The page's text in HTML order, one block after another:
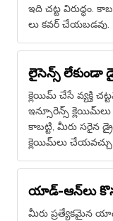
ఇది చట్ట విరుద్ధం.
లు కవర్ చేయబడవు.
లైసెన్స్ లేకుండా
క్లెయిమ్​ చేసే వ్యక్తి
ఇన్సూరెన్స్
కాబట్టి, మీరు సరైన
క్లెయిమ్​లు చేయవచ్చు.
యాడ్-ఆన్‌లు
మీరు ప్రత్యేకమైన